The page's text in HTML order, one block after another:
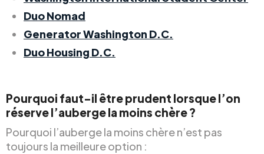
Duo Nomad
Generator Washington D.C.
Duo Housing D.C.
Pourquoi faut-il être prudent lorsque l’on
réserve l’auberge la moins chère ?
Pourquoi l’auberge la moins chère n’est pas
toujours la meilleure option :